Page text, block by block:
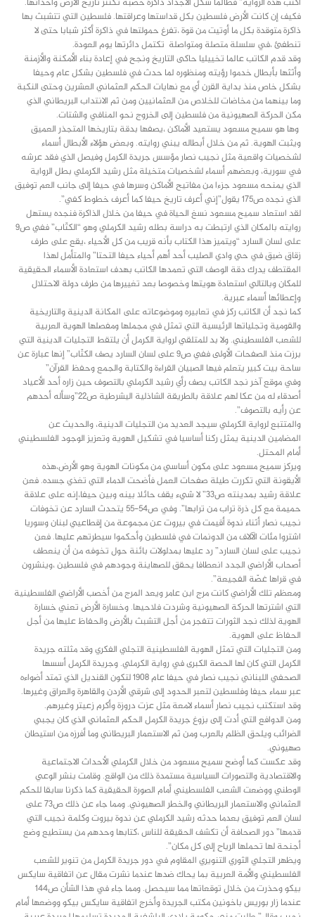
فكيف إن كانت الأرض فلسطين بكل قداستها وعراقتها. فلسطين التي تتشبث بها
ذاكرة متوقدة بكل ما أوتيت من قوة ،تفرغ حمولتها في ذاكرة أكثر شبابا حتى لا
تنطفئ ،في سلسلة متصلة ومتواصلة تكتمل دائرتها يوم العودة.
وقد قدم الكاتب عالما تخييليا حاكى التاريخ ونجح في إعادة بناء الأمكنة والأزمنة
وأثثها بأبطال خدموا رؤيته ومنظوره لما حدث في فلسطين بشكل عام وحيفا
بشكل خاص منذ بداية القرن أي مع نهايات الحكم العثماني العشرين وحتى النكبة
وما بينهما من مخاضات للخلاص من العثمانيين ومن ثم الانتداب البريطاني الذي
مكن الحركة الصهيونية من فلسطين إلى الخروج نحو المنافي والشتات.
وها هو سميح مسعود يستعيد الأماكن ،يصفها بدقة بتاريخها المتجذر العميق
ويثبت الهوية. ثم من خلال أبطاله يبني روايته. وبعض هؤلاء الأبطال أسماء
لشخصيات واقعية مثل نجيب نصار مؤسس جريدة الكرمل وفيصل الذي فقد عرشه
في سورية، وبعضهم أسماء لشخصيات متخيلة مثل رشيد الكرملي بطل الرواية
الذي يمنحه مسعود جزءا من مفاتيح الأماكن وسرها في حيفا إلى جانب العم توفيق
الذي نجده ص١٧٥ يقول”إني أعرف تاريخ حيفا كما أعرف خطوط كفي”.
لقد استعاد سميح مسعود نسغ الحياة في حيفا من خلال الذاكرة فنجده يستهل
روايته بالمكان الذي ارتبطت به دراسة بطله رشيد الكرملي وهو “الكتّاب” ففي ص٩
على لسان السارد “ويتميز هذا الكتاب بأنه قريب من كل الأحياء ،يقع على طرف
زقاق ضيق في حي وادي الصليب أحد أهم أحياء حيفا التحتا” والمتأمل لهذا
المقتطف يدرك دقة الوصف التي تعمدها الكاتب بهدف استعادة الأسماء الحقيقية
للمكان وبالتالي استعادة هويتها وخصوصا بعد تغييرها من طرف دولة الاحتلال
وإعطائها أسماء عبرية.
كما نجد أن الكاتب ركز في تعابيره وموضوعاته على المكانة الدينية والتاريخية
والقومية وتجلياتها الرئيسية التي تمثل في مجملها ومفصلها الهوية العربية
للشعب الفلسطيني. ولا بد للمتلقي لرواية الكرمل أن يلتقط التجليات الدينية التي
برزت منذ الصفحات الأولى ففي ص٩ على لسان السارد يصف الكتّاب” إنها عبارة عن
ساحة بيت كبير يتعلم فيها الصبيان القراءة والكتابة والجمع وحفظ القرآن”
وفي موقع آخر نجد الكاتب يصف رأي رشيد الكرملي بالتصوف حين زاره أحد الأعياد
أصدقاء له من عكا لهم علاقة بالطريقة الشاذلية اليشرطية ص٢٢”وسأله أحدهم
عن رأيه بالتصوف”.
والمتتبع لرواية الكرملي سيجد العديد من التجليات الدينية، والحديث عن
المضامين الدينية يمثل ركنا أساسيا في تشكيل الهوية وتعزيز الوجود الفلسطيني
أمام المحتل.
ويركز سميح مسعود على مكون أساسي من مكونات الهوية وهو الأرض،هذه
الأيقونة التي تكررت طيلة صفحات العمل فأضحت الدماء التي تغذي جسده. فعن
علاقة رشيد بمدينته ص٣٣” لا شيء يقف حائلا بينه وبين حيفا،إنه على علاقة
حميمة مع كل ذرة تراب من ترابها”. وفي ص٥٤-٥٥ يتحدث السارد عن تخوفات
نجيب نصار أثناء ندوة أقيمت في بيروت عن مجموعة من إقطاعيي لبنان وسوريا
اشتروا مئات الآلاف من الدونمات في فلسطين وأحكموا سيطرتهم عليها. فعن
نجيب على لسان السارد” رد عليها بمدلولات بائنة حول تخوفه من أن ينعطف
أصحاب الأراضي الجدد انعطافا يحقق للصهاينة وجودهم في فلسطين ،وينشرون
في قراها غصّة الفجيعة”.
ومعظم تلك الأراضي كانت مرج ابن عامر ويعد المرج من أخصب الأراضي الفلسطينية
التي اشترتها الحركة الصهيونية وشردت فلاحيها. وخسارة الأرض تعني خسارة
الهوية لذلك نجد الثورات تتفجر من أجل التشبث بالأرض والحفاظ عليها من أجل
الحفاظ على الهوية.
ومن التجليات التي تمثل الهوية الفلسطينية التجلي الفكري وقد مثلته جريدة
الكرمل التي كان لها الحصة الكبرى في رواية الكرملي. وجريدة الكرمل أسسها
الصحفي اللبناني نجيب نصار في حيفا عام ١٩٠٨ لتكون القنديل الذي تمتد أضواءه
عبر سماء حيفا وفلسطين لتعبر الحدود إلى شرقي الأردن والقاهرة والعراق وغيرها.
وقد استكتب نجيب نصار أسماء لامعة مثل عزت دروزة وأكرم زعيتر وغيرهم.
ومن الدوافع التي أدت إلى بزوغ جريدة الكرمل الحكم العثماني الذي كان يجبي
الضرائب ويلحق الظلم بالعرب ومن ثم الاستعمار البريطاني وما أفرزه من استيطان
صهيوني.
وقد عكست كما أوضح سميح مسعود من خلال الكرملي الأحداث الاجتماعية
والاقتصادية والتصورات السياسية مستمدة ذلك من الواقع. وقامت بنشر الوعي
الوطني ووضعت الشعب الفلسطيني أمام الصورة الحقيقية كما ذكرنا سابقا للحكم
العثماني والاستعمار البريطاني والخطر الصهيوني. ومما جاء عن ذلك ص٧٣ على
لسان العم توفيق بعدما حدثه رشيد الكرملي عن ندوة بيروت وكلمة نجيب التي
قدمها” دور الصحافة أن تكشف الحقيقة للناس ،كتابها وحدهم من يستطيع وضع
أجنحة لها تحملها الرياح إلى كل مكان”.
ويظهر التجلي الثوري التنويري المقاوم في دور جريدة الكرمل من تنوير للشعب
الفلسطيني والأمة العربية بما يحاك ضدها عندما نشرت مقال عن اتفاقية سايكس
بيكو وحذرت من خلال توقعاتها مما سيحصل. ومما جاء في هذا الشأن ص١٤٤
عندما زار بوريس باخونين مكتب الجريدة وأخرج اتفاقية سايكس بيكو ووضعها أمام